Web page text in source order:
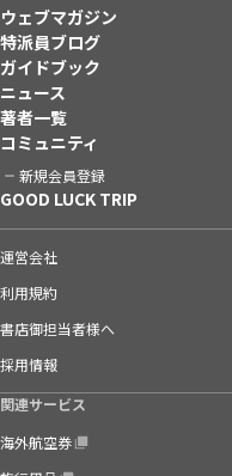
ウェブマガジン
特派員ブログ
ガイドブック
ニュース
著者一覧
コミュニティ
新規会員登録
GOOD LUCK TRIP
運営会社
利用規約
書店御担当者様へ
採用情報
関連サービス
海外航空券